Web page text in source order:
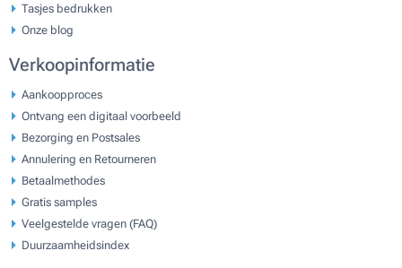
Tasjes bedrukken
Onze blog
Verkoopinformatie
Aankoopproces
Ontvang een digitaal voorbeeld
Bezorging en Postsales
Annulering en Retourneren
Betaalmethodes
Gratis samples
Veelgestelde vragen (FAQ)
Duurzaamheidsindex